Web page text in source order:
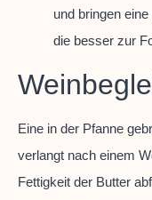
und bringen
die besser zur
Eine in der Pfanne
verlangt nach einem
Fettigkeit der Butter